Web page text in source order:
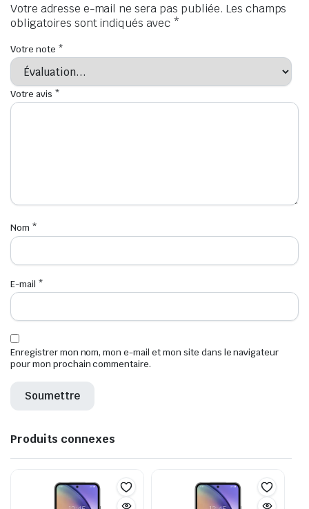
Votre adresse e-mail ne sera pas publiée. Les champs
obligatoires sont indiqués avec *
Votre note *
Votre avis *
Nom *
E-mail *
Enregistrer mon nom, mon e-mail et mon site dans le navigateur
pour mon prochain commentaire.
Produits connexes